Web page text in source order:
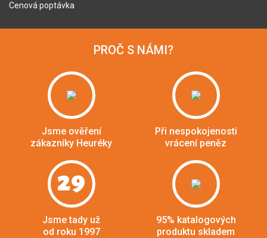
Cenová poptávka
PROČ S NÁMI?
Jsme ověření
zákazníky Heuréky
Při nespokojenosti
vrácení peněz
29
Jsme tady už
od roku 1997
95% katalogových
produktu skladem